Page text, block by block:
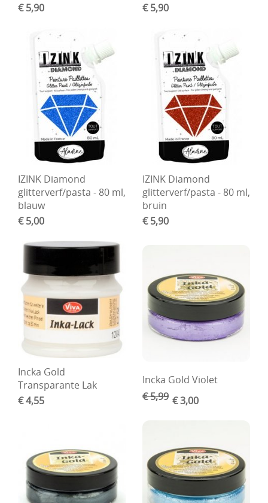
€ 5,90
€ 5,90
IZINK Diamond
glitterverf/pasta - 80 ml,
blauw
€ 5,00
IZINK Diamond
glitterverf/pasta - 80 ml,
bruin
€ 5,90
Incka Gold
Transparante Lak
€ 4,55
Incka Gold Violet
€ 5,99 € 3,00